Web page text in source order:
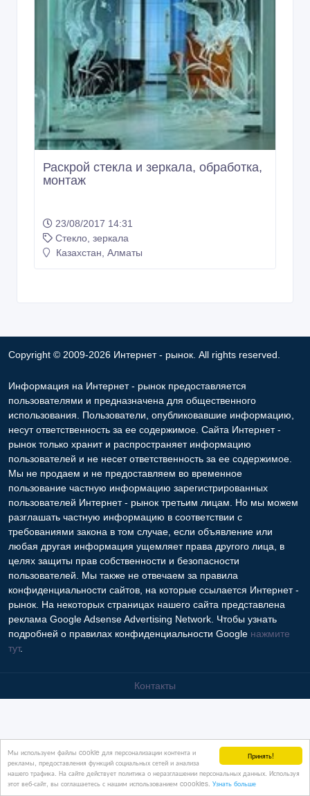
Принять!
Мы используем файлы cookie для персонализации контента и
рекламы, предоставления функций социальных сетей и анализа
нашего трафика. На сайте действует политика о неразглашении персональных данных. Используя
этот веб-сайт, вы соглашаетесь с нашим использованием coookies. Узнать больше
Раскрой стекла и зеркала, обработка,
монтаж
23/08/2017 14:31
Стекло, зеркала
Казахстан, Алматы
Copyright © 2009-2026 Интернет - рынок. All rights reserved.
Информация на Интернет - рынок предоставляется
пользователями и предназначена для общественного
использования. Пользователи, опубликовавшие информацию,
несут ответственность за ее содержимое. Сайта Интернет -
рынок только хранит и распространяет информацию
пользователей и не несет ответственность за ее содержимое.
Мы не продаем и не предоставляем во временное
пользование частную информацию зарегистрированных
пользователей Интернет - рынок третьим лицам. Но мы можем
разглашать частную информацию в соответствии с
требованиями закона в том случае, если объявление или
любая другая информация ущемляет права другого лица, в
целях защиты прав собственности и безопасности
пользователей. Мы также не отвечаем за правила
конфиденциальности сайтов, на которые ссылается Интернет -
рынок. На некоторых страницах нашего сайта представлена
реклама Google Adsense Advertising Network. Чтобы узнать
подробней о правилах конфиденциальности Google нажмите
тут.
Контакты